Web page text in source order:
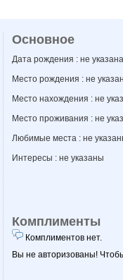
Основное
Дата рождения : не указана
Место рождения : не
Место нахождения : не
Место проживания : не
Любимые места : не
Интересы : не указаны
Комплименты
Комплиментов нет.
Вы не авторизованы!